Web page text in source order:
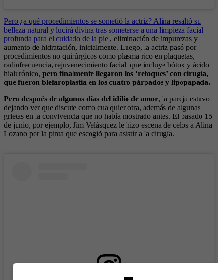
Pero ¿a qué procedimientos se sometió la actriz? Alina resaltó su
belleza natural y lucirá divina tras someterse a una limpieza facial
profunda para el cuidado de la piel, eliminación de impurezas y
aumento de hidratación, inicialmente. Luego, la actriz pasó por
procedimientos no quirúrgicos como plasma rico en plaquetas,
radiofrecuencia, rejuvenecimiento facial, que incluye bótox y ácido
hialurónico, pero finalmente llegaron los ‘retoques’ con cirugía,
que fueron blefaroplastia en los cuatro párpados y lipopapada.
Pero después de algunos días del idilio de amor, la pareja estuvo
dejando ver que discute como cualquier otra, además de algunas
grietas en la convivencia que no había mostrado antes. El pasado 15
de junio, por ejemplo, Jim Velásquez le hizo escena de celos a Alina
Lozano por la pinta que escogió para asistir a la cirugía.